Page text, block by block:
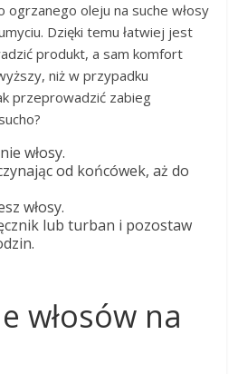
ogrzanego oleju na suche włosy
Dzięki temu łatwiej jest
produkt, a sam komfort
niż w przypadku
przeprowadzić zabieg
włosy.
od końcówek, aż do
włosy.
lub turban i pozostaw
włosów na